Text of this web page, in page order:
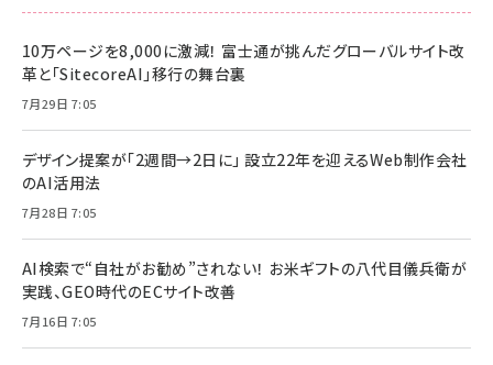
10万ページを8,000に激減！ 富士通が挑んだグローバルサイト改
革と「SitecoreAI」移行の舞台裏
7月29日 7:05
デザイン提案が「2週間→2日に」 設立22年を迎えるWeb制作会社
のAI活用法
7月28日 7:05
AI検索で“自社がお勧め”されない！ お米ギフトの八代目儀兵衛が
実践、GEO時代のECサイト改善
7月16日 7:05